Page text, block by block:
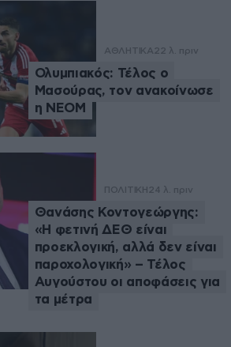
ΑΘΛΗΤΙΚΑ 22 λ. πριν
Ολυμπιακός: Τέλος ο
Μασούρας, τον ανακοίνωσε
η ΝΕΟΜ
ΠΟΛΙΤΙΚΗ24 λ. πριν
Θανάσης Κοντογεώργης:
«Η φετινή ΔΕΘ είναι
προεκλογική, αλλά δεν είναι
παροχολογική» – Τέλος
Αυγούστου οι αποφάσεις για
τα μέτρα